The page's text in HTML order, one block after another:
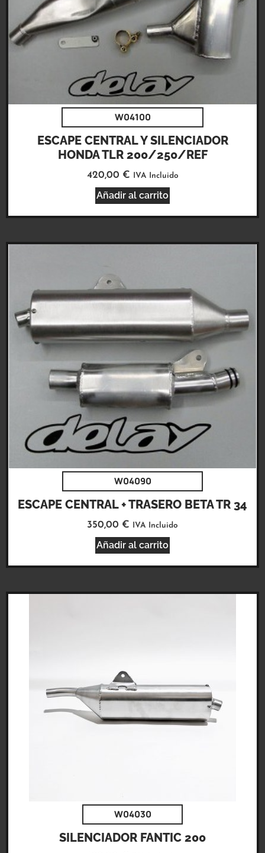
W04100
ESCAPE CENTRAL Y SILENCIADOR
HONDA TLR 200/250/REF
420,00 € IVA Incluido
Añadir al carrito
W04090
ESCAPE CENTRAL + TRASERO BETA TR 34
350,00 € IVA Incluido
Añadir al carrito
W04030
SILENCIADOR FANTIC 200